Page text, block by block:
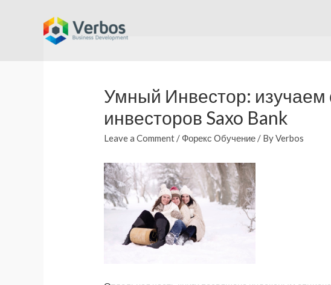
Умный Инвестор: изучаем
инвесторов Saxo Bank
Leave a Comment / Форекс Обучение / ByVerbos